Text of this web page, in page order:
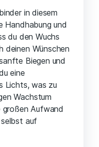
in diesem
Handhabung und
du den Wuchs
deinen Wünschen
Biegen und
eine
Lichts, was zu
Wachstum
Aufwand
auf